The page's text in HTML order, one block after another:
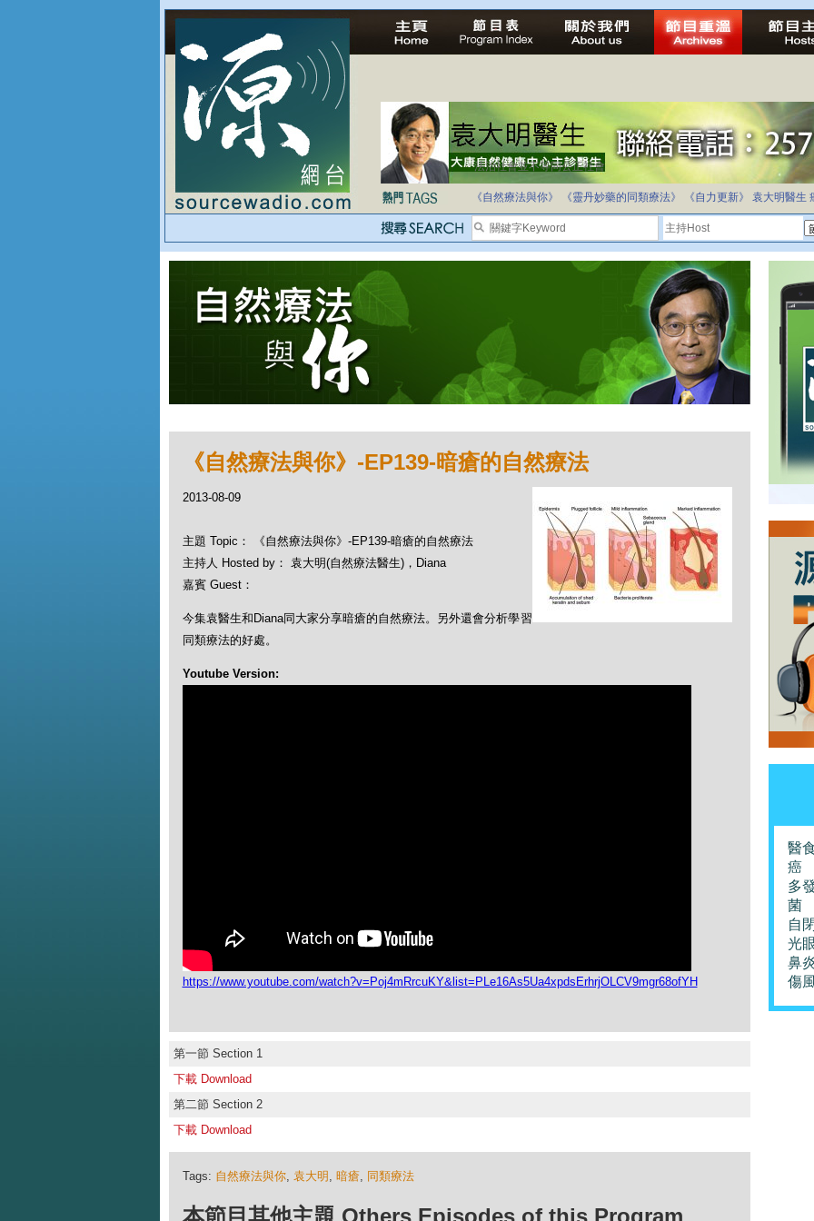
法治社會並不等同公正社會
自家教育合法化-推動多元化教育，全民學卷制
《自然療法與你》
《靈丹妙藥的同類療法》 《自力更新》 袁大明醫生
《自然療法與你》-EP139-暗瘡的自然療法
2013-08-09
主題 Topic： 《自然療法與你》-EP139-暗瘡的自然療法
主持人 Hosted by： 袁大明(自然療法醫生)，Diana
嘉賓 Guest：
今集袁醫生和Diana同大家分享暗瘡的自然療法。另外還會分析學習
同類療法的好處。
Youtube Version:
https://www.youtube.com/watch?v=Poj4mRrcuKY&list=PLe16As5Ua4xpdsErhrjOLCV9mgr68ofYH
第一節 Section 1
下載 Download
第二節 Section 2
下載 Download
Tags: 自然療法與你, 袁大明 , 暗瘡, 同類療法
本節目其他主題 Others Episodes of this Program
醫
癌
多
菌
自
光
鼻
傷